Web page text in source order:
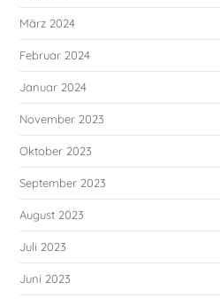
März 2024
Februar 2024
Januar 2024
November 2023
Oktober 2023
September 2023
August 2023
Juli 2023
Juni 2023